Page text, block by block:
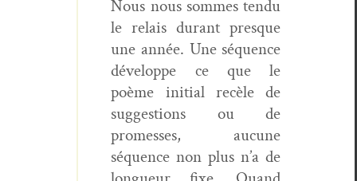
Nous nous sommes ten­du
le relais durant presque
une année. Une séquence
développe ce que le
poème ini­tial recèle de
sug­ges­tions ou de
promess­es, aucune
séquence non plus n’a de